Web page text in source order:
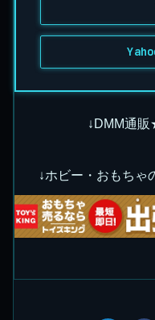
↓DMM通
↓ホビー・おもちゃ